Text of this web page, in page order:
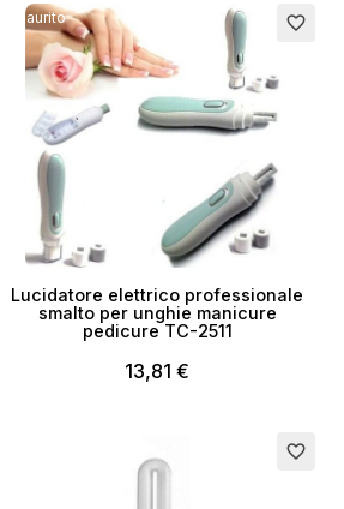
Esaurito favorite_border
Lucidatore elettrico professionale
smalto per unghie manicure
pedicure TC-2511
13,81 €
favorite_border